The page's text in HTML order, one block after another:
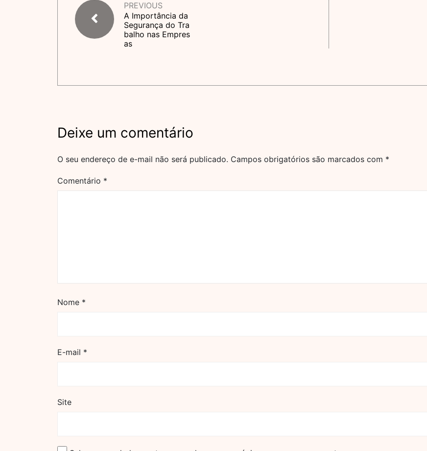
PREVIOUS
A Importância da
Segurança do Tra
balho nas Empres
as
Deixe um comentário
O seu endereço de e-mail não será publicado. Campos obrigatórios são marcados com *
Comentário *
Nome *
E-mail *
Site